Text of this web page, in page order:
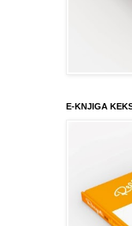
E-KNJIGA